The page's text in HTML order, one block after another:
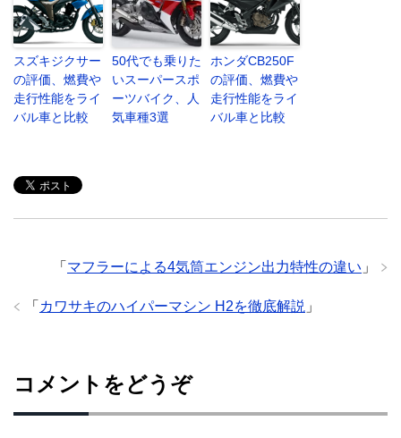
スズキジクサー
の評価、燃費や
走行性能をライ
バル車と比較
50代でも乗りた
いスーパースポ
ーツバイク、人
気車種3選
ホンダCB250F
の評価、燃費や
走行性能をライ
バル車と比較
「 マフラーによる4気筒エンジン出力特性の違い 」
「 カワサキのハイパーマシン H2を徹底解説 」
コメントをどうぞ